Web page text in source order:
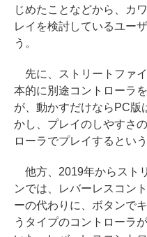
じめたことなどから、カ
レイを検討しているユー
う。
先に、ストリートファ
本的に別途コントローラ
が、動かすだけならPC版
かし、プレイのしやすさ
ローラでプレイするとい
他方、2019年からスト
ンでは、レバーレスコン
ーの代わりに、ボタンで
うタイプのコントローラ